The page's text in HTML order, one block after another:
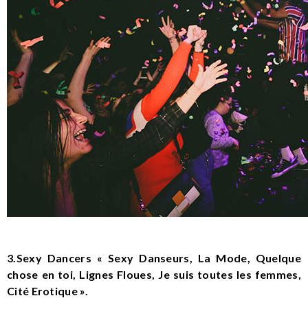
3.Sexy Dancers « Sexy Danseurs, La Mode, Quelque
chose en toi, Lignes Floues, Je suis toutes les femmes,
Cité Erotique ».